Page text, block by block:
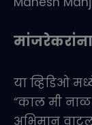
या व्हिडिओ
“काल मी नाळ